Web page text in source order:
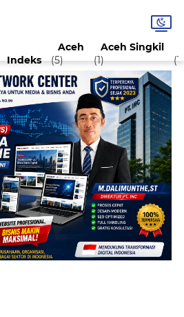
Indeks
Aceh
(5)
Aceh Singkil
(1)
(1)